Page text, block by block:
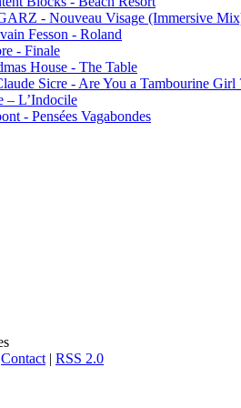
- Nouveau Visage (Immersive
Fesson - Roland
- Finale
House - The Table
Sicre - Are You a Tambourine Girl
– L’Indocile
- Pensées Vagabondes
Contact | RSS 2.0